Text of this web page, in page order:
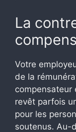
La
Votre
de la
compensateur
revêt parfois
pour les
soutenus. Au-